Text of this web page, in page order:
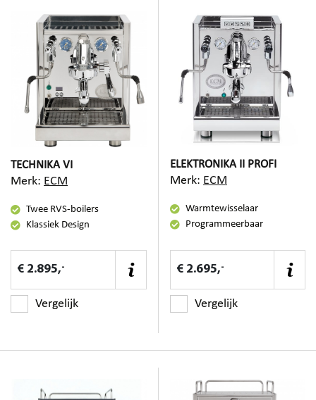
TECHNIKA VI
Merk: ECM
Twee RVS-boilers
Klassiek Design
€ 2.895,-
Vergelijk
ELEKTRONIKA II PROFI
Merk: ECM
Warmtewisselaar
Programmeerbaar
€ 2.695,-
Vergelijk